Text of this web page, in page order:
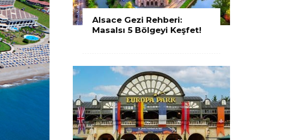
Alsace Gezi Rehberi:
Masalsı 5 Bölgeyi Keşfet!